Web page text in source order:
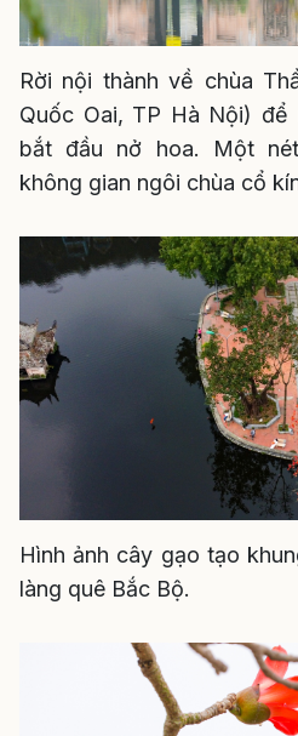
Rời nội thành về chùa
Quốc Oai, TP Hà Nội)
bắt đầu nở hoa. Một
không gian ngôi chùa cổ
Hình ảnh cây gạo tạo
làng quê Bắc Bộ.